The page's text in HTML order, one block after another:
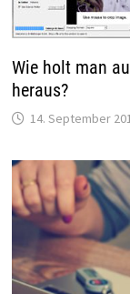
Wie holt man
heraus?
14. September